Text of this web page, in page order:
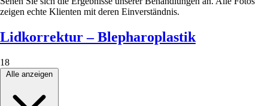
zeigen echte Klienten mit deren Einverständnis.
Lidkorrektur – Blepharoplastik
18
Alle anzeigen